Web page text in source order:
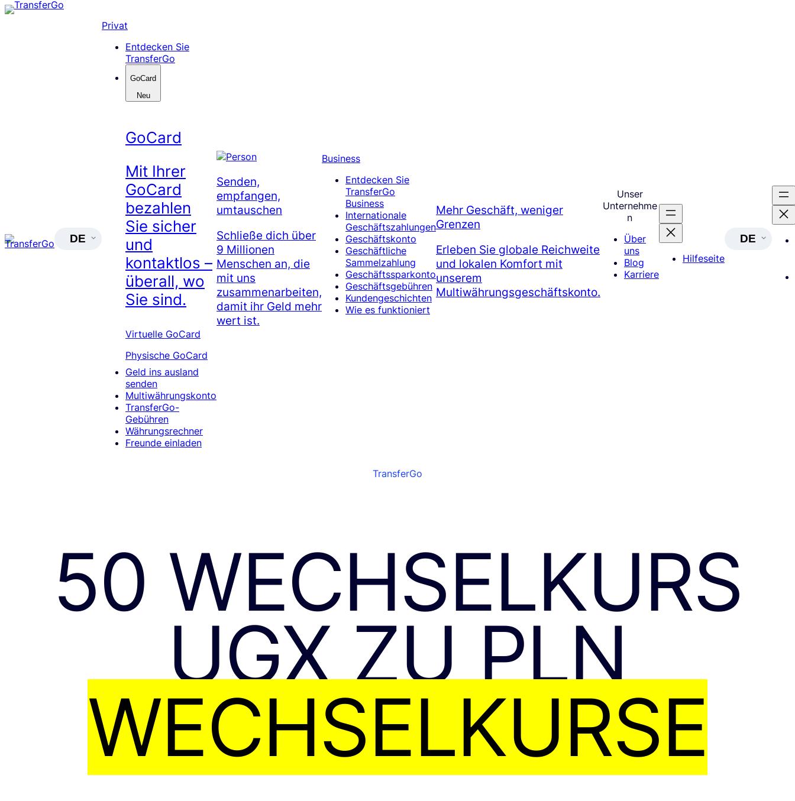
Skip
DE
Privat
Entdecken Sie
TransferGo
GoCard
Neu
GoCard
Mit Ihrer
GoCard
bezahlen
Sie sicher
und
kontaktlos –
überall, wo
Sie sind.
Virtuelle GoCard
Physische GoCard
Geld ins ausland
senden
Multiwährungskonto
TransferGo-
Gebühren
Währungsrechner
Freunde einladen
Senden,
empfangen,
umtauschen
Schließe dich über
9 Millionen
Menschen an, die
mit uns
zusammenarbeiten,
damit ihr Geld mehr
wert ist.
Business
Entdecken Sie
TransferGo
Business
Internationale
Geschäftszahlungen
Geschäftskonto
Geschäftliche
Sammelzahlung
Geschäftssparkonto
Geschäftsgebühren
Kundengeschichten
Wie es funktioniert
Mehr Geschäft, weniger
Grenzen
Erleben Sie globale Reichweite
und lokalen Komfort mit
unserem
Multiwährungsgeschäftskonto.
Unser
Unternehme
n
Über
uns
Blog
Karriere
Hilfeseite
DE
TransferGo
50 WECHSELKURS
UGX ZU PLN
WECHSELKURSE